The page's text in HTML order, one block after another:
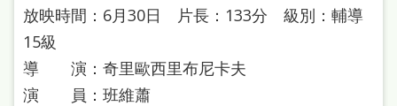
放映時間：6月30日 片長：133分 級別：輔導
15級
導 演：奇里歐西里布尼卡夫
演 員：班維蕭